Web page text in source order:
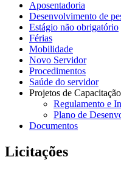
Aposentadoria
Desenvolvimento de
Estágio não obrigatório
Férias
Mobilidade
Novo Servidor
Procedimentos
Saúde do servidor
Projetos de Capacitação
Regulamento e
Plano de
Documentos
Licitações